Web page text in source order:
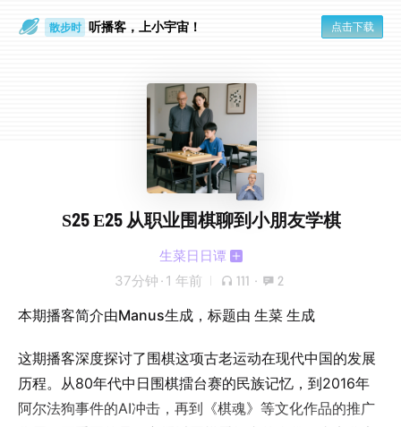
散步时 听播客，上小宇宙！ 点击下载
S25 E25 从职业围棋聊到小朋友学棋
生菜日日谭
37分钟 · 1 年前 111 · 2
本期播客简介由Manus生成，标题由 生菜 生成
这期播客深度探讨了围棋这项古老运动在现代中国的发展
历程。从80年代中日围棋擂台赛的民族记忆，到2016年
阿尔法狗事件的AI冲击，再到《棋魂》等文化作品的推广